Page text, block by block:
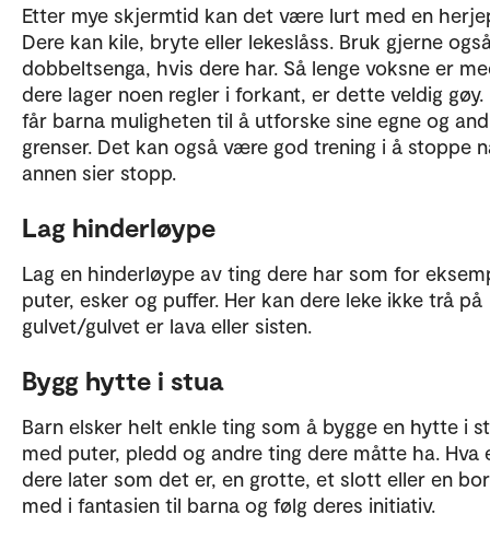
Etter mye skjermtid kan det være lurt med en
Dere kan kile, bryte eller lekeslåss. Bruk gjerne
dobbeltsenga, hvis dere har. Så lenge voksne er
dere lager noen regler i forkant, er dette veldig gøy.
får barna muligheten til å utforske sine egne og
grenser. Det kan også være god trening i å stoppe
annen sier stopp.
Lag hinderløype
Lag en hinderløype av ting dere har som for
puter, esker og puffer. Her kan dere leke ikke trå på
gulvet/gulvet er lava eller sisten.
Bygg hytte i stua
Barn elsker helt enkle ting som å bygge en hytte i
med puter, pledd og andre ting dere måtte ha. Hva
dere later som det er, en grotte, et slott eller en
med i fantasien til barna og følg deres initiativ.